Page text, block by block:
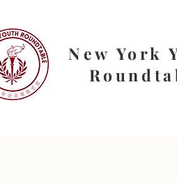
New York